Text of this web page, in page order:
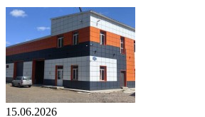
15.06.2026